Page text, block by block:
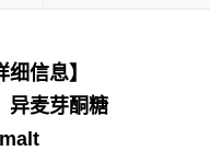
信息】
异麦芽酮糖